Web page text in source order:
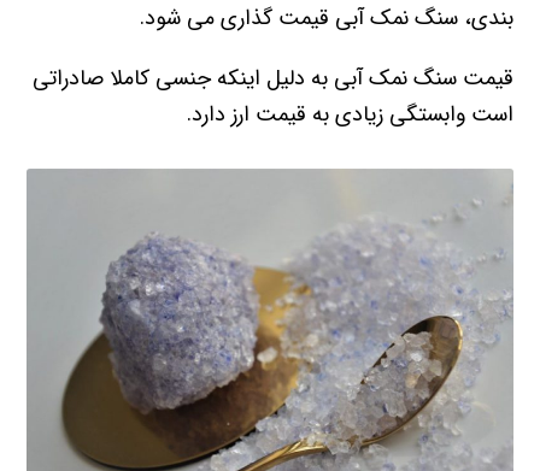
بندی، سنگ نمک آبی قیمت گذاری می شود.
قیمت سنگ نمک آبی به دلیل اینکه جنسی کاملا صادراتی
است وابستگی زیادی به قیمت ارز دارد.